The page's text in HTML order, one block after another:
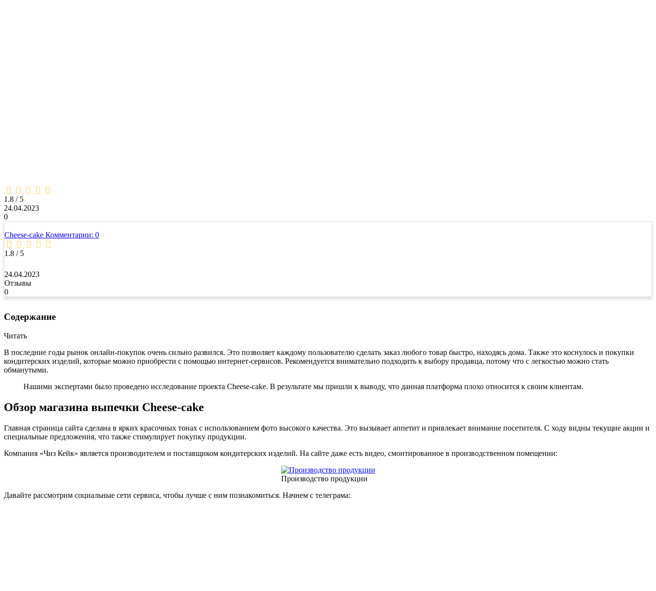
1,8
rating
1.8 / 5
24.04.2023
0
Cheese-cake Комментарии: 0
1.8 / 5
24.04.2023
Отзывы
0
Содержание
Читать
В последние годы рынок онлайн-покупок очень сильно развился. Это позволяет каждому пользователю сделать заказ любого товар быстро, находясь дома. Также это коснулось и покупки
кондитерских изделий, которые можно приобрести с помощью интернет-сервисов. Рекомендуется внимательно подходить к выбору продавца, потому что с легкостью можно стать
обманутыми.
Нашими экспертами было проведено исследование проекта Cheese-cake. В результате мы пришли к выводу, что данная платформа плохо относится к своим клиентам.
Обзор магазина выпечки Cheese-cake
Главная страница сайта сделана в ярких красочных тонах с использованием фото высокого качества. Это вызывает аппетит и привлекает внимание посетителя. С ходу видны текущие акции и
специальные предложения, что также стимулирует покупку продукции.
Компания «Чиз Кейк» является производителем и поставщиком кондитерских изделий. На сайте даже есть видео, смонтированное в производственном помещении:
Производство продукции
Давайте рассмотрим социальные сети сервиса, чтобы лучше с ним познакомиться. Начнем с телеграма: